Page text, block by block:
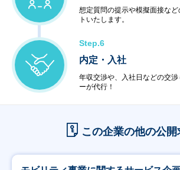
想定質問の提示や模擬面接な
トいたします。
Step.6
内定・入社
年収交渉や、入社日などの交
ーが代行！
この企業の他の公開